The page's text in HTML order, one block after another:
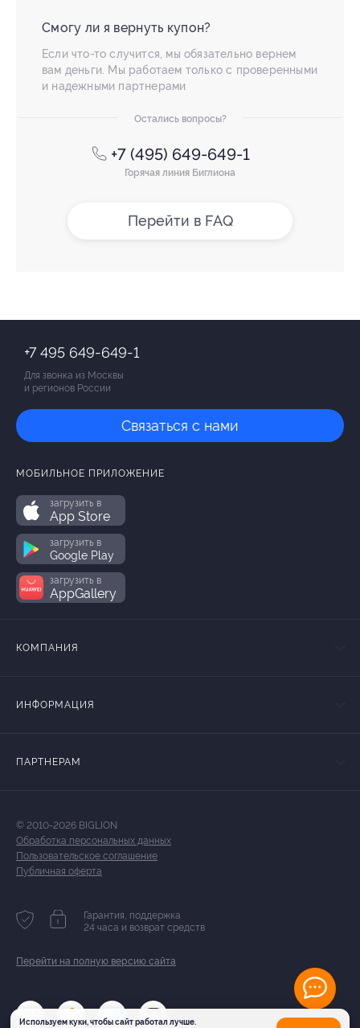
Смогу ли я вернуть купон?
Если что-то случится, мы обязательно вернем
вам деньги. Мы работаем только с проверенными
и надежными партнерами
Остались вопросы?
+7 (495) 649-649-1
Горячая линия Биглиона
Перейти в FAQ
Используем куки, чтобы сайт работал лучше.
+7 495 649-649-1
Для звонка из Москвы
и регионов России
Связаться с нами
МОБИЛЬНОЕ ПРИЛОЖЕНИЕ
загрузить в
App Store
загрузить в
Google Play
загрузить в
AppGallery
КОМПАНИЯ
ИНФОРМАЦИЯ
ПАРТНЕРАМ
© 2010-2026 BIGLION
Обработка персональных данных
Пользовательское соглашение
Публичная оферта
Гарантия, поддержка
24 часа и возврат средств
Перейти на полную версию сайта